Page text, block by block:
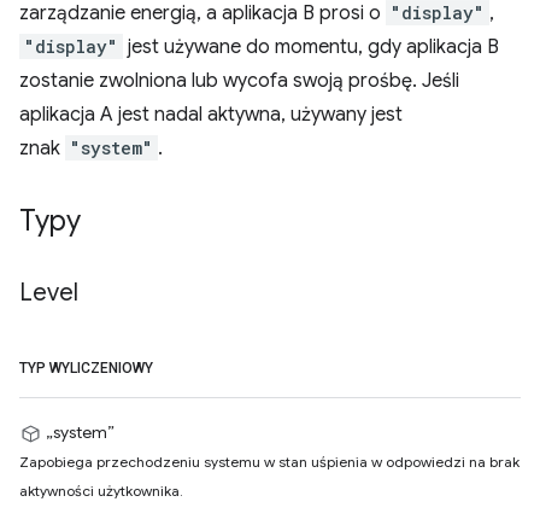
zarządzanie energią, a aplikacja B prosi o "display" ,
"display" jest używane do momentu, gdy aplikacja B
zostanie zwolniona lub wycofa swoją prośbę. Jeśli
aplikacja A jest nadal aktywna, używany jest
znak "system" .
Typy
Level
TYP WYLICZENIOWY
„system”
Zapobiega przechodzeniu systemu w stan uśpienia w odpowiedzi na brak
aktywności użytkownika.